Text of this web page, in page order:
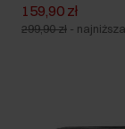
159,90 zł
299,90 zł -